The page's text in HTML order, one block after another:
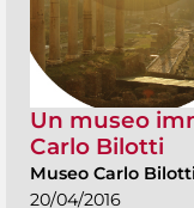
Un museo
Carlo Bilotti
Museo Carlo
20/04/2016